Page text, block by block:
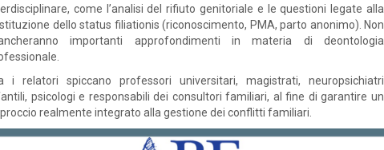
come l’analisi del rifiuto genitoriale e le questioni legate alla
dello status filiationis (riconoscimento, PMA, parto anonimo). Non
importanti approfondimenti in materia di deontologia
i relatori spiccano professori universitari, magistrati, neuropsichiatri
psicologi e responsabili dei consultori familiari, al fine di garantire un
realmente integrato alla gestione dei conflitti familiari.